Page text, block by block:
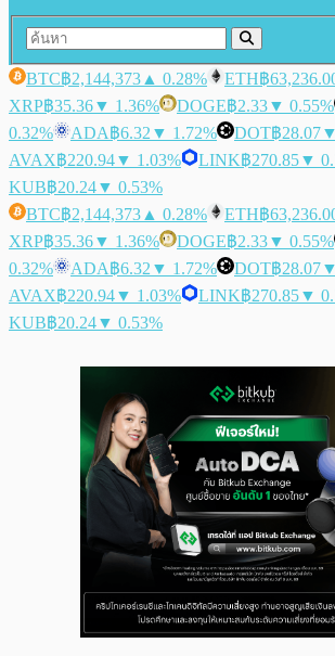
BTC฿2,144,373 ▲ 0.28% ETH฿
XRP฿35.36▼ 1.36% DOGE฿2.33▼ 0.55%
0.32%
ADA฿6.32 ▼ 1.72% DOT฿28.07
AVAX฿220.94▼ 1.03% LINK฿270.85▼
KUB฿20.24▼ 0.53%
BTC฿2,144,373 ▲ 0.28% ETH฿
XRP฿35.36▼ 1.36% DOGE฿2.33▼ 0.55%
0.32%
ADA฿6.32 ▼ 1.72% DOT฿28.07
AVAX฿220.94▼ 1.03% LINK฿270.85▼
KUB฿20.24▼ 0.53%